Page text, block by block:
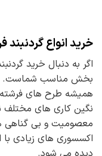
خرید انواع
اگر به دنبال خرید
بخش مناسب شماست.
همیشه طرح های فرشته
نگین کاری های مختلف
معصومیت و بی گناهی
اکسسوری های زیادی با